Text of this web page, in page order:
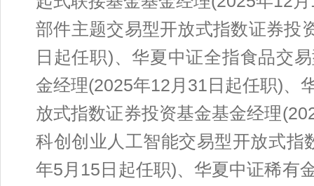
部件主题交易型开放式指数证券投
日起任职)、华夏中证全指食品交
金经理(2025年12月31日起任职)、
放式指数证券投资基金基金经理
科创创业人工智能交易型开放式指
年5月15日起任职)、华夏中证稀有